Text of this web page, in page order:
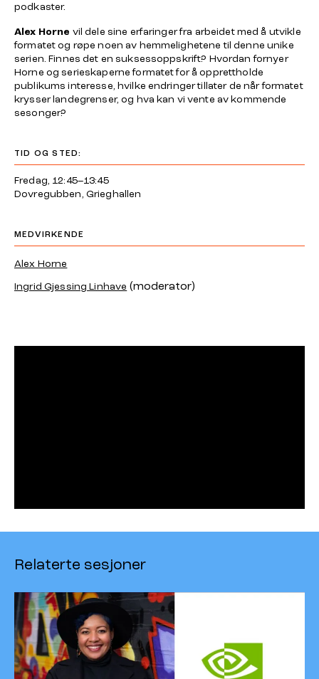
podkaster.
Alex Horne vil dele sine erfaringer fra arbeidet med å utvikle
formatet og røpe noen av hemmelighetene til denne unike
serien. Finnes det en suksessoppskrift? Hvordan fornyer
Horne og serieskaperne formatet for å opprettholde
publikums interesse, hvilke endringer tillater de når formatet
krysser landegrenser, og hva kan vi vente av kommende
sesonger?
TID OG STED:
Fredag, 12:45–13:45
Dovregubben, Grieghallen
MEDVIRKENDE
Alex Horne
Ingrid Gjessing Linhave (moderator)
Relaterte sesjoner